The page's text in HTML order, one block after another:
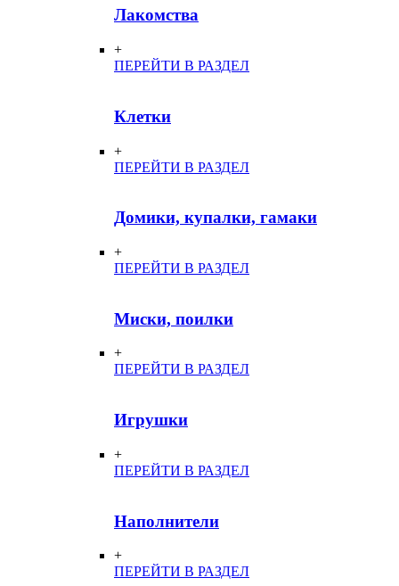
Лакомства
+
ПЕРЕЙТИ В РАЗДЕЛ
Клетки
+
ПЕРЕЙТИ В РАЗДЕЛ
Домики, купалки, гамаки
+
ПЕРЕЙТИ В РАЗДЕЛ
Миски, поилки
+
ПЕРЕЙТИ В РАЗДЕЛ
Игрушки
+
ПЕРЕЙТИ В РАЗДЕЛ
Наполнители
+
ПЕРЕЙТИ В РАЗДЕЛ